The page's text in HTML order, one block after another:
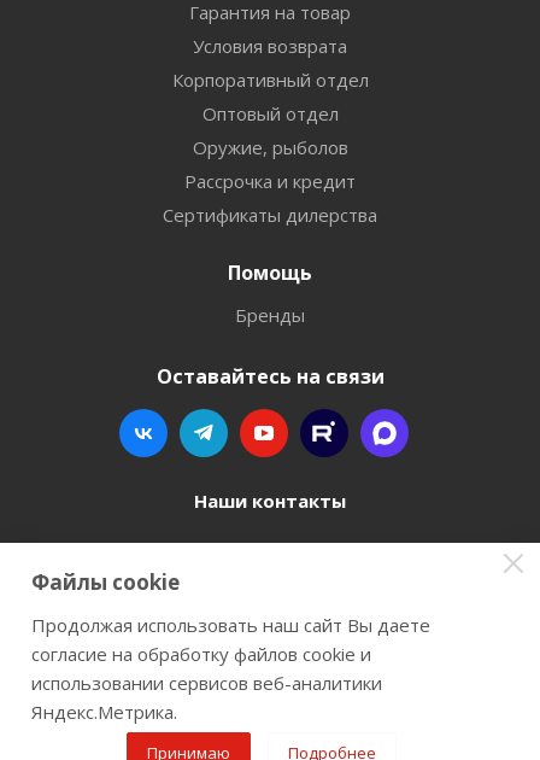
Гарантия на товар
Условия возврата
Корпоративный отдел
Оптовый отдел
Оружие, рыболов
Рассрочка и кредит
Сертификаты дилерства
Помощь
Бренды
Оставайтесь на связи
Наши контакты
8 800 77-00-962
г. Пермь, ул. Павла Преображенского, д.6А,
помещение 3
Файлы cookie
Продолжая использовать наш сайт Вы даете
согласие на обработку файлов cookie и
использовании сервисов веб-аналитики
Яндекс.Метрика.
Принимаю Подробнее